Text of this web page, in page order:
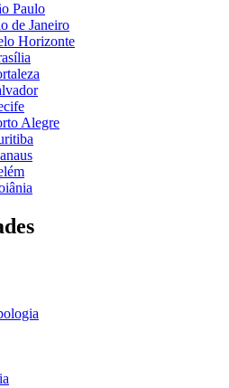
Paulo
de Janeiro
Horizonte
Alegre